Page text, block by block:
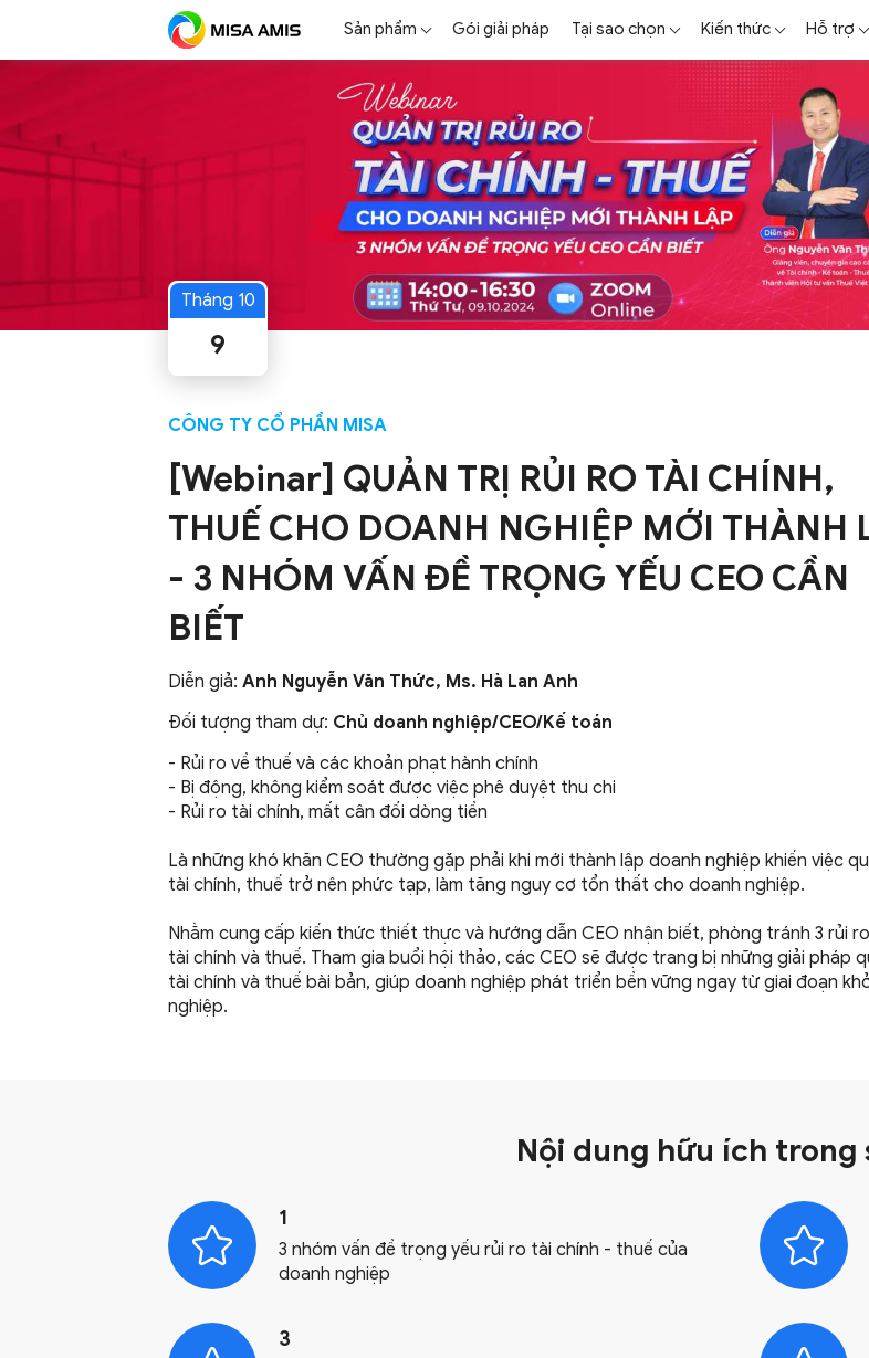
Sản phẩm Gói giải pháp Tại sao chọn Kiến thức Hỗ trợ
Tháng 10
9
CÔNG TY CỔ PHẦN MISA
[Webinar] QUẢN TRỊ RỦI RO TÀI CHÍNH,
THUẾ CHO DOANH NGHIỆP MỚI THÀNH
- 3 NHÓM VẤN ĐỀ TRỌNG YẾU CEO CẦN
BIẾT
Diễn giả: Anh Nguyễn Văn Thức, Ms. Hà Lan Anh
Đối tượng tham dự: Chủ doanh nghiệp/CEO/Kế toán
- Rủi ro về thuế và các khoản phạt hành chính
- Bị động, không kiểm soát được việc phê duyệt thu chi
- Rủi ro tài chính, mất cân đối dòng tiền
Là những khó khăn CEO thường gặp phải khi mới thành lập doanh nghiệp khiến việc
tài chính, thuế trở nên phức tạp, làm tăng nguy cơ tổn thất cho doanh nghiệp.
Nhằm cung cấp kiến thức thiết thực và hướng dẫn CEO nhận biết, phòng tránh 3 rủi
tài chính và thuế. Tham gia buổi hội thảo, các CEO sẽ được trang bị những giải pháp
tài chính và thuế bài bản, giúp doanh nghiệp phát triển bền vững ngay từ giai đoạn
nghiệp.
Nội dung hữu ích trong
1
3 nhóm vấn đề trọng yếu rủi ro tài chính - thuế của
doanh nghiệp
3